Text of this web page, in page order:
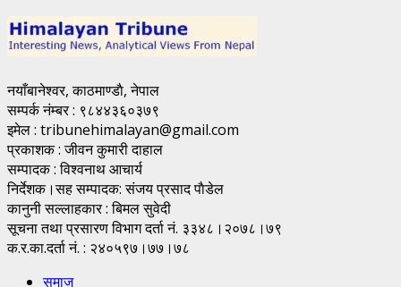
नयाँबानेश्वर, काठमाण्डाै, नेपाल
सम्पर्क नंम्बर : ९८४४३६०३७९
इमेल : tribunehimalayan@gmail.com
प्रकाशक : जीवन कुमारी दाहाल
सम्पादक : विश्वनाथ आचार्य
निर्देशक।सह सम्पादक: संजय प्रसाद पाैडेल
कानुनी सल्लाहकार : बिमल सुवेदी
सूचना तथा प्रसारण विभाग दर्ता नं. ३३४८।२०७८।७९
क.र.का.दर्ता नं. : २४०५९७।७७।७८
समाज